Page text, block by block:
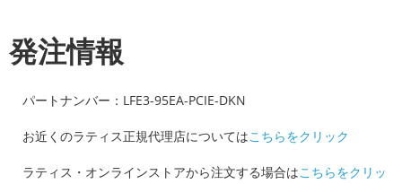
発注情報
パートナンバー：LFE3-95EA-PCIE-DKN
お近くのラティス正規代理店についてはこちらをクリック
ラティス・オンラインストアから注文する場合はこちらをクリッ